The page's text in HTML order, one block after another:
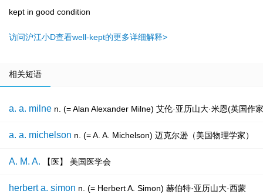
kept in good condition
访问沪江小D查看well-kept的更多详细解释>
相关短语
a. a. milne n. (= Alan Alexander Milne) 艾伦·亚历山大·米恩(英国
a. a. michelson n. (= A. A. Michelson) 迈克尔逊（美国物理学家）
A. M. A. 【医】 美国医学会
herbert a. simon n. (= Herbert A. Simon) 赫伯特·亚历山大·西蒙